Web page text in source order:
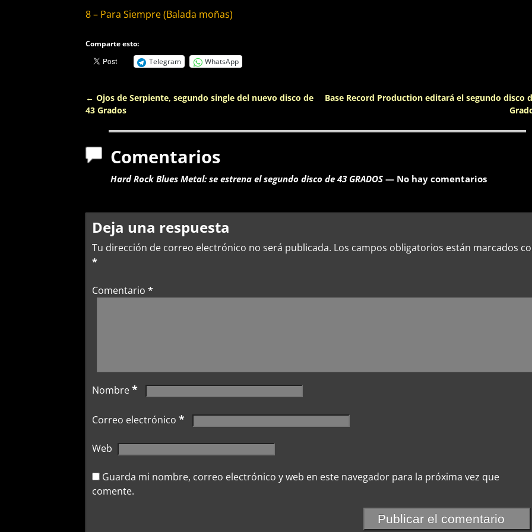
8 – Para Siempre (Balada moñas)
Comparte esto:
Telegram
WhatsApp
Navegación de entradas
← Ojos de Serpiente, segundo single del nuevo disco de
43 Grados
Base Record Production editará el segundo disco
Comentarios
Hard Rock Blues Metal: se estrena el segundo disco de 43 GRADOS— No hay comentarios
Deja una respuesta
Tu dirección de correo electrónico no será publicada. Los campos obligatorios están marcados
*
Comentario *
Nombre*
Correo electrónico *
Web
Guarda mi nombre, correo electrónico y web en este navegador para la próxima vez que
comente.